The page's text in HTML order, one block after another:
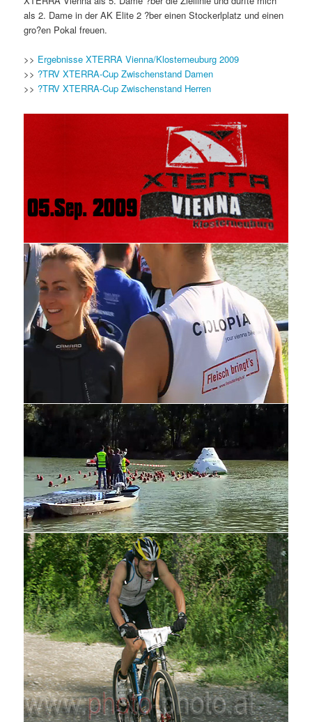
als 2. Dame in der AK Elite 2 ?ber einen Stockerlplatz und einen
gro?en Pokal freuen.
>> Ergebnisse XTERRA Vienna/Klosterneuburg 2009
>> ?TRV XTERRA-Cup Zwischenstand Damen
>> ?TRV XTERRA-Cup Zwischenstand Herren